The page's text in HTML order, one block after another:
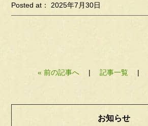
Posted at： 2025年7月30日
« 前の記事へ | 記事一覧 |
お知らせ